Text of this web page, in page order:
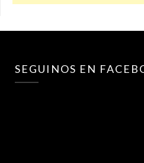
SEGUINOS EN